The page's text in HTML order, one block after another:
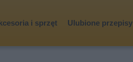
i sprzęt Ulubione przepisy